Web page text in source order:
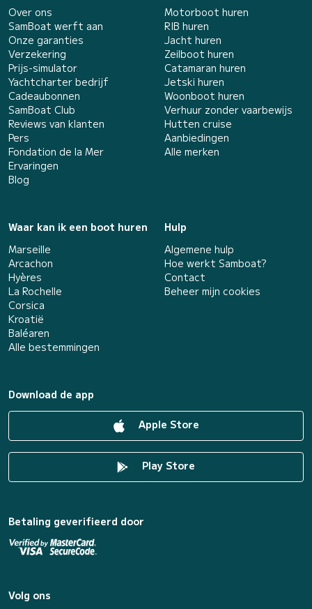
Over ons
SamBoat werft aan
Onze garanties
Verzekering
Prijs-simulator
Yachtcharter bedrijf
Cadeaubonnen
SamBoat Club
Reviews van klanten
Pers
Fondation de la Mer
Ervaringen
Blog
Motorboot huren
RIB huren
Jacht huren
Zeilboot huren
Catamaran huren
Jetski huren
Woonboot huren
Verhuur zonder vaarbewijs
Hutten cruise
Aanbiedingen
Alle merken
Waar kan ik een boot huren
Marseille
Arcachon
Hyères
La Rochelle
Corsica
Kroatië
Baléaren
Alle bestemmingen
Hulp
Algemene hulp
Hoe werkt Samboat?
Contact
Beheer mijn cookies
Download de app
Apple Store
Play Store
Betaling geverifieerd door
Volg ons